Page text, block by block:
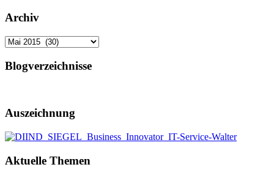
Archiv
Archiv
Blogverzeichnisse
Auszeichnung
Aktuelle Themen